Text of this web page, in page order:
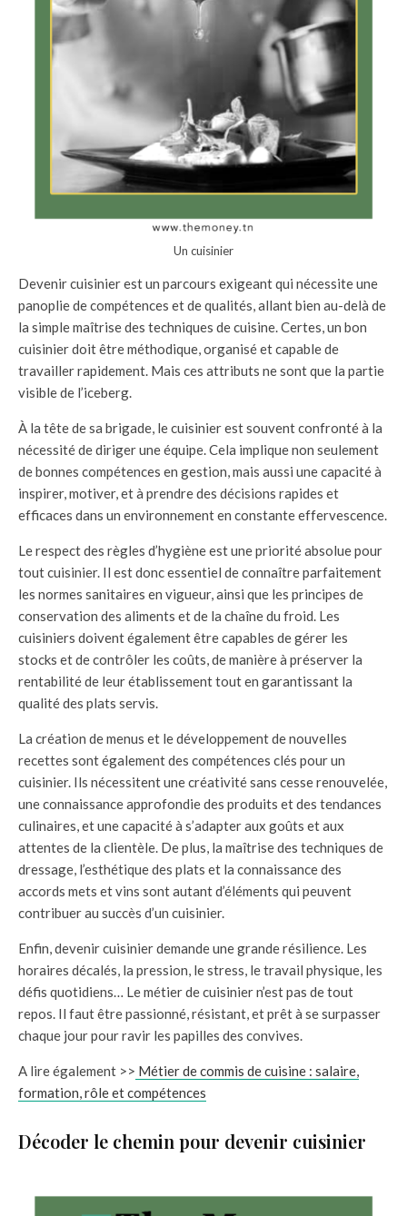
Un cuisinier
Devenir cuisinier est un parcours exigeant qui nécessite une
panoplie de compétences et de qualités, allant bien au-delà de
la simple maîtrise des techniques de cuisine. Certes, un bon
cuisinier doit être méthodique, organisé et capable de
travailler rapidement. Mais ces attributs ne sont que la partie
visible de l’iceberg.
À la tête de sa brigade, le cuisinier est souvent confronté à la
nécessité de diriger une équipe. Cela implique non seulement
de bonnes compétences en gestion, mais aussi une capacité à
inspirer, motiver, et à prendre des décisions rapides et
efficaces dans un environnement en constante effervescence.
Le respect des règles d’hygiène est une priorité absolue pour
tout cuisinier. Il est donc essentiel de connaître parfaitement
les normes sanitaires en vigueur, ainsi que les principes de
conservation des aliments et de la chaîne du froid. Les
cuisiniers doivent également être capables de gérer les
stocks et de contrôler les coûts, de manière à préserver la
rentabilité de leur établissement tout en garantissant la
qualité des plats servis.
La création de menus et le développement de nouvelles
recettes sont également des compétences clés pour un
cuisinier. Ils nécessitent une créativité sans cesse renouvelée,
une connaissance approfondie des produits et des tendances
culinaires, et une capacité à s’adapter aux goûts et aux
attentes de la clientèle. De plus, la maîtrise des techniques de
dressage, l’esthétique des plats et la connaissance des
accords mets et vins sont autant d’éléments qui peuvent
contribuer au succès d’un cuisinier.
Enfin, devenir cuisinier demande une grande résilience. Les
horaires décalés, la pression, le stress, le travail physique, les
défis quotidiens… Le métier de cuisinier n’est pas de tout
repos. Il faut être passionné, résistant, et prêt à se surpasser
chaque jour pour ravir les papilles des convives.
A lire également >> Métier de commis de cuisine : salaire,
formation, rôle et compétences
Décoder le chemin pour devenir cuisinier